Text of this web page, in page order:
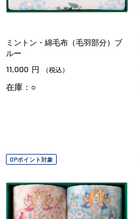
ミントン・綿毛布（毛羽部分）ブ
ルー
11,000 円 （税込）
在庫：○
OPポイント対象